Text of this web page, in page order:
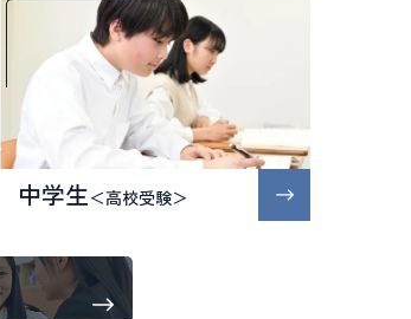
中学生＜高校受験＞